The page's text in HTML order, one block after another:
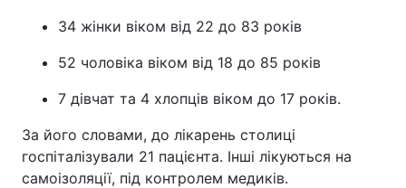
34 жінки вiком вiд 22 до 83 років
52 чоловіка віком вiд 18 до 85 рокiв
7 дівчат та 4 хлопців віком до 17 років.
За його словами, до лікарень столиці
госпіталізували 21 пацієнта. Інші лікуються на
самоізоляції, під контролем медиків.